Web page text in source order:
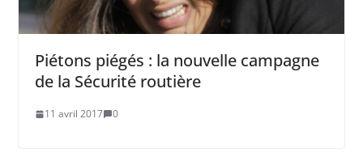
Piétons piégés : la nouvelle campagne
de la Sécurité routière
11 avril 2017 0